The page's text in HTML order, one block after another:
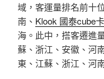
域，客運量排名前十
南、 Klook 國泰cube卡
海。此中，搭客遷進
蘇、浙江、安徽、河
東、江蘇、浙江、河